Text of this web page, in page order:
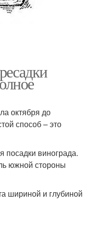
октября до
способ – это
посадки винограда.
южной стороны
шириной и глубиной